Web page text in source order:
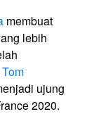
membuat
lebih
Tom
ujung
2020.